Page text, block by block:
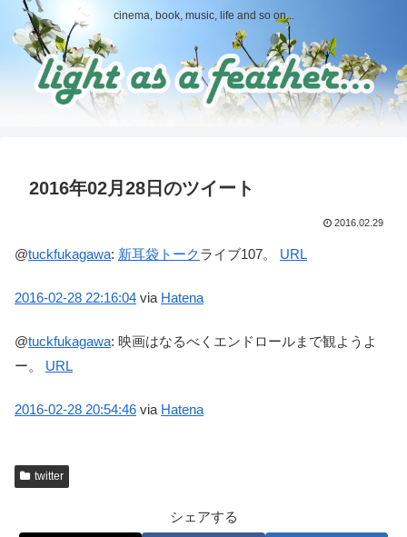
cinema, book, music, life and so on...
2016年02月28日のツイート
2016.02.29
@tuckfukagawa: 新耳袋 トークライブ107。 URL
2016-02-28 22:16:04 via Hatena
@tuckfukagawa: 映画はなるべくエンドロールまで観ようよ
ー。 URL
2016-02-28 20:54:46 via Hatena
twitter
シェアする